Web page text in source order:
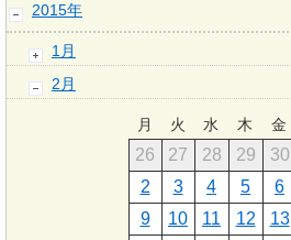
2015年
1月
2月
月 火 水 木 金
26 27 28 29 30
2
3 4 5 6
9
10 11 12 13